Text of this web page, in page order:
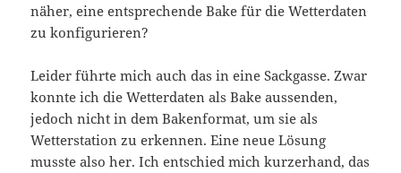
näher, eine entsprechende Bake für die Wetterdaten
zu konfigurieren?
Leider führte mich auch das in eine Sackgasse. Zwar
konnte ich die Wetterdaten als Bake aussenden,
jedoch nicht in dem Bakenformat, um sie als
Wetterstation zu erkennen. Eine neue Lösung
musste also her. Ich entschied mich kurzerhand, das